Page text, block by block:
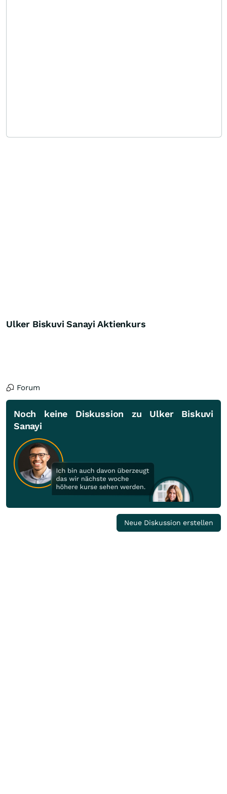
Ulker Biskuvi Sanayi Aktienkurs
Forum
Noch keine Diskussion zu Ulker Biskuvi
Sanayi
Neue Diskussion erstellen